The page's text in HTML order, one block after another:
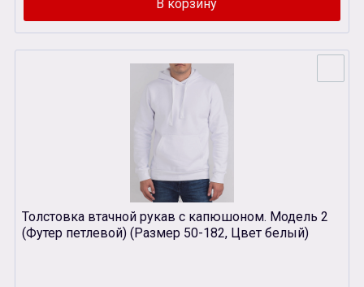
Толстовка втачной рукав с капюшоном. Модель 2
(Футер петлевой) (Размер 50-182, Цвет белый)